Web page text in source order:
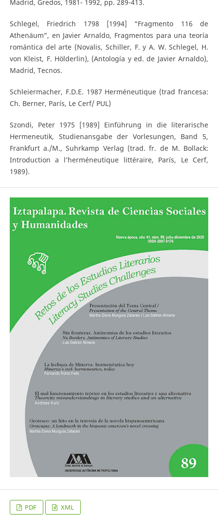
Madrid, Gredos, 1981- 1992, pp. 289-413.
Schlegel, Friedrich 1798 [1994] “Fragmento 116 de
Athenäum”, en Javier Arnaldo, Fragmentos para una teoría
romántica del arte (Novalis, Schiller, F. y A. W. Schlegel, H.
von Kleist, F. Hölderlin), (Antología y ed. de Javier Arnaldo),
Madrid, Tecnos.
Schleiermacher, F.D.E. 1987 Herméneutique (trad francesa:
Ch. Berner, París, Le Cerf/ PUL)
Szondi, Peter 1975 [1989] Einführung in die literarische
Hermeneutik, Studienansgabe der Vorlesungen, Band 5,
Frankfurt a./M., Suhrkamp Verlag (trad. fr. de M. Bollack:
Introduction a l’herméneutique littéraire, París, Le Cerf,
1989).
PDF XML